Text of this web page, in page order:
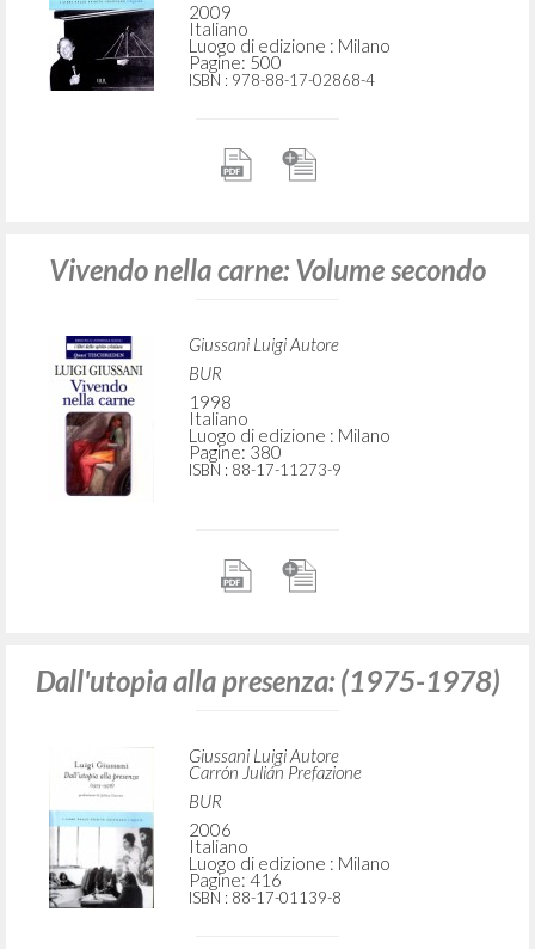
2009
Italiano
Luogo di edizione : Milano
Pagine: 500
ISBN : 978-88-17-02868-4
Vivendo nella carne: Volume secondo
Giussani Luigi Autore
BUR
1998
Italiano
Luogo di edizione : Milano
Pagine: 380
ISBN : 88-17-11273-9
Dall'utopia alla presenza: (1975-1978)
Giussani Luigi Autore
Carrón Julián Prefazione
BUR
2006
Italiano
Luogo di edizione : Milano
Pagine: 416
ISBN : 88-17-01139-8